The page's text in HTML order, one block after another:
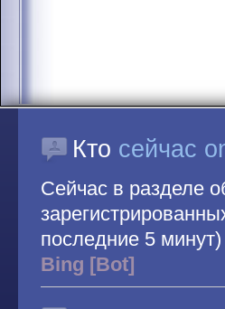
Кто сейчас
Сейчас в разделе
последние 5 минут)
Bing [Bot]